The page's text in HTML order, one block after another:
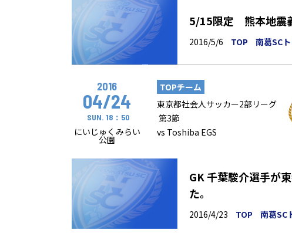
5/15限定 熊本地震
2016/5/6 TOP 南葛SC
2016
04/24
SUN. 18：50
にいじゅくみらい
公園
TOPチーム
東京都社会人サッカー2部リーグ
第3節
vs Toshiba EGS
GK 千葉駿介選手が
た。
2016/4/23 TOP 南葛SC